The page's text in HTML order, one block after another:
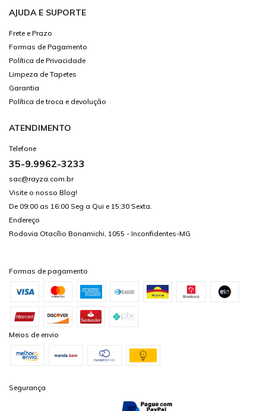
AJUDA E SUPORTE
Frete e Prazo
Formas de Pagamento
Política de Privacidade
Limpeza de Tapetes
Garantia
Política de troca e devolução
ATENDIMENTO
Telefone
35-9.9962-3233
sac@rayza.com.br
Visite o nosso Blog!
De 09:00 as 16:00 Seg a Qui e 15:30 Sexta.
Endereço
Rodovia Otacílio Bonamichi, 1055 - Inconfidentes-MG
Formas de pagamento
Meios de envio
Segurança